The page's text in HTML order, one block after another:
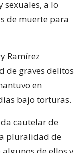
sexuales, a lo
de muerte para
Ramírez
de graves delitos
en
bajo torturas.
cautelar de
pluralidad de